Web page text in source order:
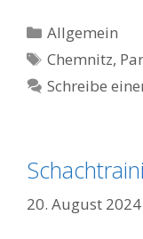
Kategorien
Allgemein
Schlagwörter
Chemnitz,
Schreibe
20. August 2024